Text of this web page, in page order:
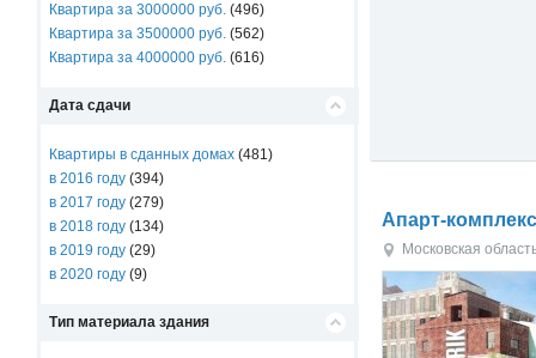
Квартира за 3000000 руб. (496)
Квартира за 3500000 руб. (562)
Квартира за 4000000 руб. (616)
Дата сдачи
Квартиры в сданных домах (481)
в 2016 году (394)
в 2017 году (279)
в 2018 году (134)
в 2019 году (29)
в 2020 году (9)
Тип материала здания
Апарт-
Московская